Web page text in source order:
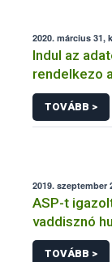
2020. március 31,
Indul az
rendelkezo
TOVÁBB >
2019. szeptember
ASP-t
vaddisznó
TOVÁBB >